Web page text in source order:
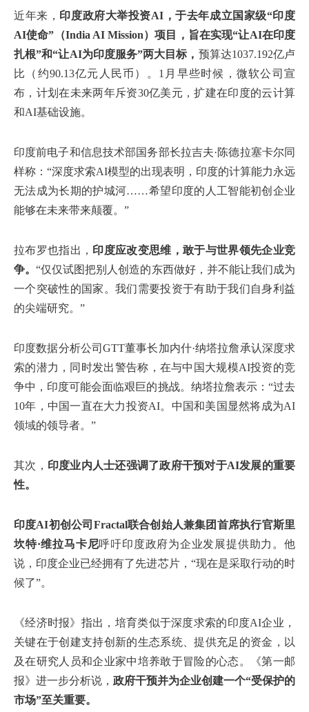
近年来， 印度政府大举投资AI，于去年成立国家级“印度
AI使命”（India AI Mission）项目，旨在实现“让AI在印度
扎根”和“让AI为印度服务”两大目标， 预算达1037.192亿卢
比（约90.13亿元人民币）。1月早些时候，微软公司宣
布，计划在未来两年斥资30亿美元，扩建在印度的云计算
和AI基础设施。
印度前电子和信息技术部国务部长拉吉夫·陈德拉塞卡尔同
样称：“深度求索AI模型的出现表明，印度的计算能力永远
无法成为长期的护城河……希望印度的人工智能初创企业
能够在未来带来颠覆。”
拉布罗也指出， 印度应改变思维，敢于与世界领先企业竞
争。“仅仅试图把别人创造的东西做好，并不能让我们成为
一个突破性的国家。我们需要投资于有助于我们自身利益
的尖端研究。”
印度数据分析公司GTT董事长加内什·纳塔拉詹承认深度求
索的潜力，同时发出警告称，在与中国大规模AI投资的竞
争中，印度可能会面临艰巨的挑战。纳塔拉詹表示：“过去
10年，中国一直在大力投资AI。中国和美国显然将成为AI
领域的领导者。”
其次， 印度业内人士还强调了政府干预对于AI发展的重要
性。
印度AI初创公司Fractal联合创始人兼集团首席执行官斯里
坎特·维拉马卡尼呼吁印度政府为企业发展提供助力。他
说，印度企业已经拥有了先进芯片，“现在是采取行动的时
候了”。
《经济时报》指出，培育类似于深度求索的印度AI企业，
关键在于创建支持创新的生态系统、提供充足的资金，以
及在研究人员和企业家中培养敢于冒险的心态。《第一邮
报》进一步分析说， 政府干预并为企业创建一个“受保护的
市场”至关重要。